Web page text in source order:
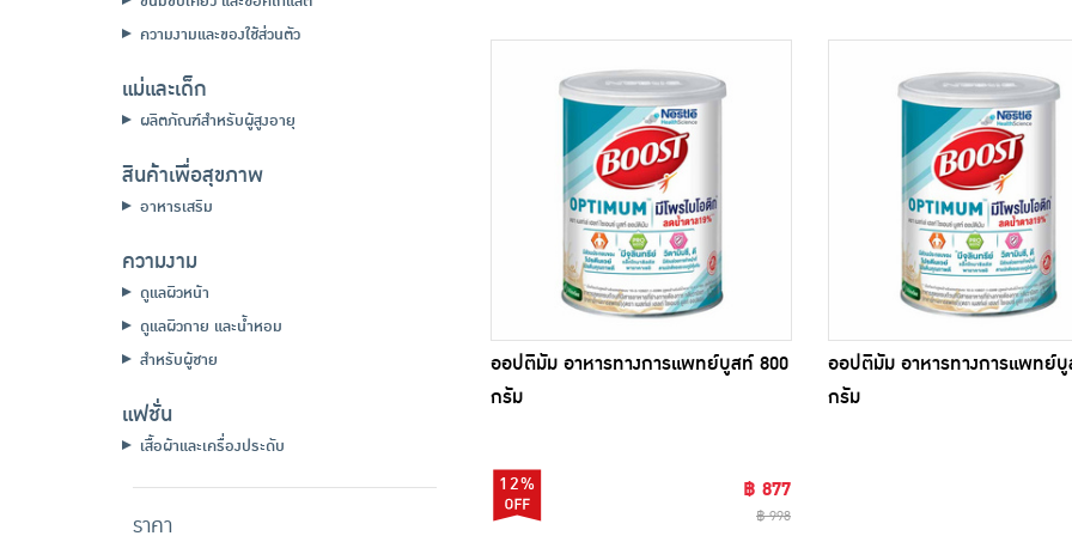
ความงามและของใช้ส่วนตัว
แม่และเด็ก
ผลิตภัณฑ์สำหรับผู้สูงอายุ
สินค้าเพื่อสุขภาพ
อาหารเสริม
ความงาม
ดูแลผิวหน้า
ดูแลผิวกาย และน้ำหอม
สำหรับผู้ชาย
แฟชั่น
เสื้อผ้าและเครื่องประดับ
ราคา
ออปติมัม อาหารทางการแพทย์บูสท์ 800
กรัม
12% ฿ 877
฿ 998
ออปติมัม อาหารทางการแพทย์
กรัม